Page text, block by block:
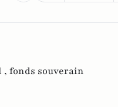
, fonds souverain